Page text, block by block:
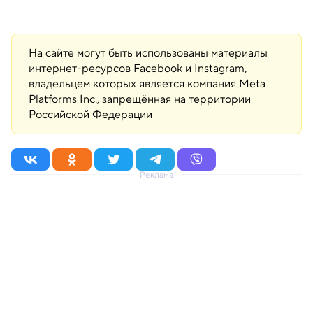
На сайте могут быть использованы материалы
интернет-ресурсов Facebook и Instagram,
владельцем которых является компания Meta
Platforms Inc., запрещённая на территории
Российской Федерации
Реклама